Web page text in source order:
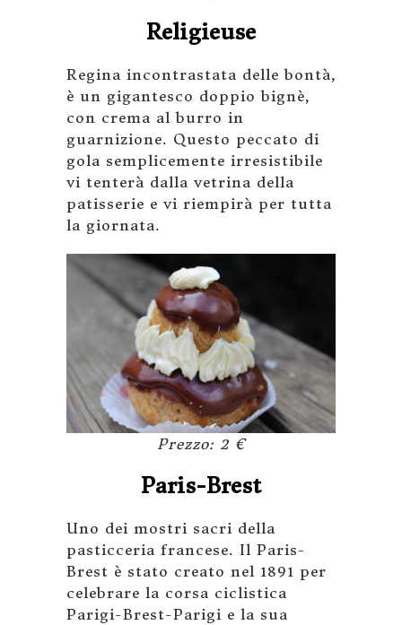
Religieuse
Regina incontrastata delle bontà,
è un gigantesco doppio bignè,
con crema al burro in
guarnizione. Questo peccato di
gola semplicemente irresistibile
vi tenterà dalla vetrina della
patisserie e vi riempirà per tutta
la giornata.
Prezzo: 2 €
Paris-Brest
Uno dei mostri sacri della
pasticceria francese. Il Paris-
Brest è stato creato nel 1891 per
celebrare la corsa ciclistica
Parigi-Brest-Parigi e la sua